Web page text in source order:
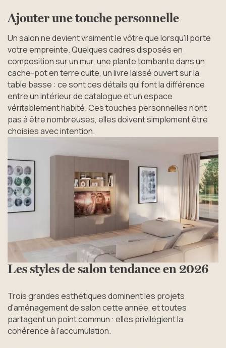
Ajouter une touche personnelle
Un salon ne devient vraiment le vôtre que lorsqu'il porte
votre empreinte. Quelques cadres disposés en
composition sur un mur, une plante tombante dans un
cache-pot en terre cuite, un livre laissé ouvert sur la
table basse : ce sont ces détails qui font la différence
entre un intérieur de catalogue et un espace
véritablement habité. Ces touches personnelles n'ont
pas à être nombreuses, elles doivent simplement être
choisies avec intention.
Les styles de salon tendance en 2026
Trois grandes esthétiques dominent les projets
d'aménagement de salon cette année, et toutes
partagent un point commun : elles privilégient la
cohérence à l'accumulation.